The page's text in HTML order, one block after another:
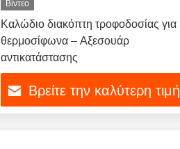
Βίντεο
Καλώδιο διακόπτη τροφοδοσίας για
θερμοσίφωνα – Αξεσουάρ
αντικατάστασης
Βρείτε την καλύτερη τιμή